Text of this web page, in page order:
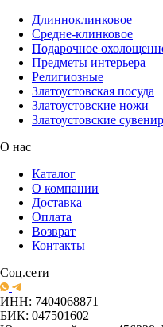
Длинноклинковое
Средне-клинковое
Подарочное
Предметы интерьера
Религиозные
Златоустовская посуда
Златоустовские ножи
Златоустовские
О нас
Каталог
О компании
Доставка
Оплата
Возврат
Контакты
Соц.сети
ИНН: 7404068871
БИК: 047501602